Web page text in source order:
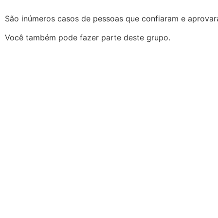
São inúmeros casos de pessoas que confiaram e
Você também pode fazer parte deste grupo.